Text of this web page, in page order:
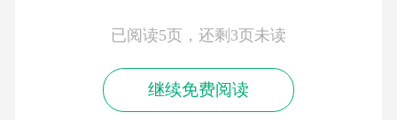
已阅读5页，还剩3页未读
继续免费阅读